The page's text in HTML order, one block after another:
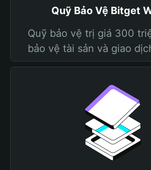
Quỹ Bảo Vệ Bitget
Quỹ bảo vệ trị giá 300
bảo vệ tài sản và giao